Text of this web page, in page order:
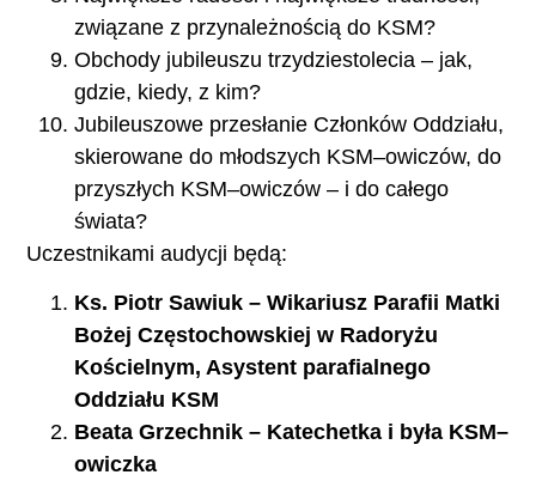
związane z przynależnością do KSM?
Obchody jubileuszu trzydziestolecia – jak,
gdzie, kiedy, z kim?
Jubileuszowe przesłanie Członków Oddziału,
skierowane do młodszych KSM–owiczów, do
przyszłych KSM–owiczów – i do całego
świata?
Uczestnikami audycji będą:
Ks. Piotr Sawiuk – Wikariusz Parafii Matki
Bożej Częstochowskiej w Radoryżu
Kościelnym, Asystent parafialnego
Oddziału KSM
Beata Grzechnik – Katechetka i była KSM–
owiczka